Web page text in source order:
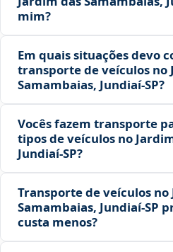
mim?
Em quais situações devo
transporte de veículos no
Samambaias, Jundiaí‑SP?
Vocês fazem transporte
tipos de veículos no
Jundiaí‑SP?
Transporte de veículos no
Samambaias, Jundiaí‑SP
custa menos?